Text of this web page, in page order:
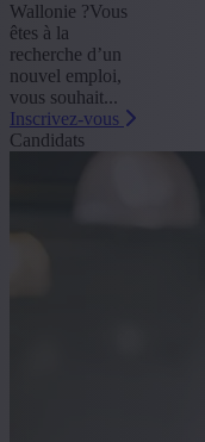
Wallonie ?Vous
êtes à la
recherche d’un
nouvel emploi,
vous souhait...
Inscrivez-vous
Candidats